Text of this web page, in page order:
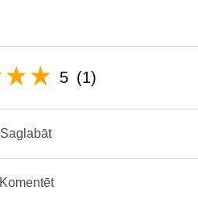
5 (1)
Saglabāt
Komentēt